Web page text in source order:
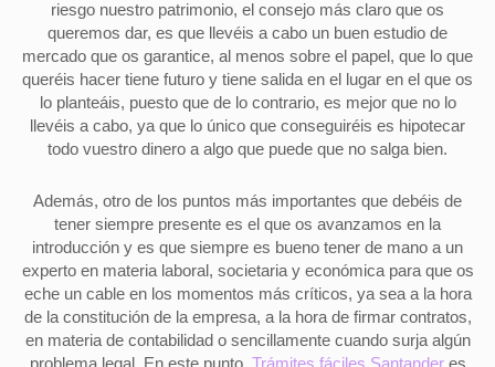
riesgo nuestro patrimonio, el consejo más claro que os
queremos dar, es que llevéis a cabo un buen estudio de
mercado que os garantice, al menos sobre el papel, que lo que
queréis hacer tiene futuro y tiene salida en el lugar en el que os
lo planteáis, puesto que de lo contrario, es mejor que no lo
llevéis a cabo, ya que lo único que conseguiréis es hipotecar
todo vuestro dinero a algo que puede que no salga bien.
Además, otro de los puntos más importantes que debéis de
tener siempre presente es el que os avanzamos en la
introducción y es que siempre es bueno tener de mano a un
experto en materia laboral, societaria y económica para que os
eche un cable en los momentos más críticos, ya sea a la hora
de la constitución de la empresa, a la hora de firmar contratos,
en materia de contabilidad o sencillamente cuando surja algún